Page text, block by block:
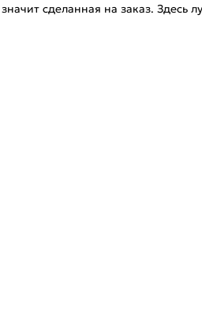
сделанная на заказ. Здесь